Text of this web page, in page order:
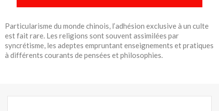
Particularisme du monde chinois, l’adhésion exclusive à un culte
est fait rare. Les religions sont souvent assimilées par
syncrétisme, les adeptes empruntant enseignements et pratiques
à différents courants de pensées et philosophies.